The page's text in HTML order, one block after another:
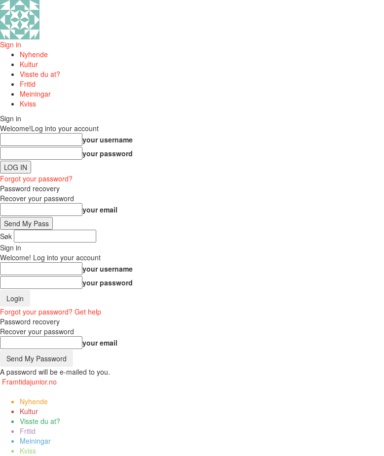
Sign in
Nyhende
Kultur
Visste du at?
Fritid
Meiningar
Kviss
Sign in
Welcome!Log into your account
your username
your password
Forgot your password?
Password recovery
Recover your password
your email
Søk
Sign in
Welcome! Log into your account
your username
your password
Forgot your password? Get help
Password recovery
Recover your password
your email
A password will be e-mailed to you.
Framtidajunior.no
Nyhende
Kultur
Visste du at?
Fritid
Meiningar
Kviss